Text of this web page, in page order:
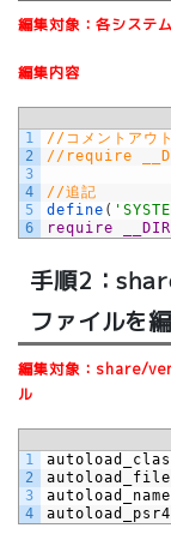
編集対象：各シス
編集内容
1
2
3
4
5
6
//コメントアウト
//require
//追記
define (
require
手順2：
ファイルを
編集対象：share/
ル
1
2
3
4
autoload_psr4